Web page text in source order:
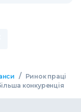
/
Ринок праці
конкуренція